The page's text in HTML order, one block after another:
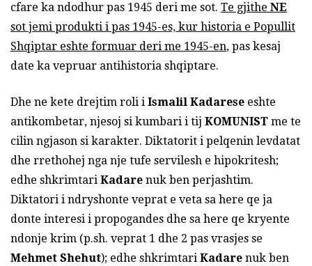
cfare ka ndodhur pas 1945 deri me sot. Te gjithe NE
sot jemi produkti i pas 1945-es, kur historia e Popullit
Shqiptar eshte formuar deri me 1945-en, pas kesaj
date ka vepruar antihistoria shqiptare.
Dhe ne kete drejtim roli i Ismalil Kadarese eshte
antikombetar, njesoj si kumbari i tij KOMUNIST me te
cilin ngjason si karakter. Diktatorit i pelqenin levdatat
dhe rrethohej nga nje tufe servilesh e hipokritesh;
edhe shkrimtari Kadare nuk ben perjashtim.
Diktatori i ndryshonte veprat e veta sa here qe ja
donte interesi i propogandes dhe sa here qe kryente
ndonje krim (p.sh. veprat 1 dhe 2 pas vrasjes se
Mehmet Shehut); edhe shkrimtari Kadare nuk ben